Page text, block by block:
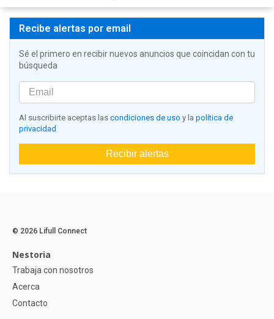
Recibe alertas por email
Sé el primero en recibir nuevos anuncios que coincidan con tu
búsqueda
Al suscribirte aceptas las condiciones de uso y la política de
privacidad
Recibir alertas
© 2026 Lifull Connect
Nestoria
Trabaja con nosotros
Acerca
Contacto